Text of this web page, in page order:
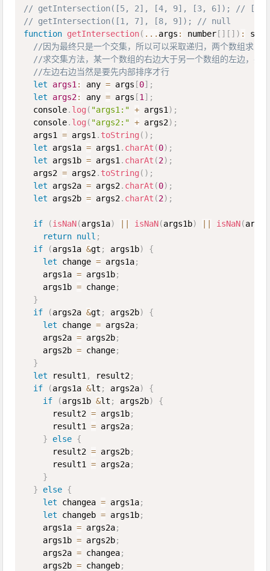
// getIntersection([5, 2], [4, 9], [3, 6]); // [4,
// getIntersection([1, 7], [8, 9]); // null
function getIntersection( ... args : number [ ] [ ] ) :
//因为最终只是一个交集，所以可以采取递归，两个数组求交
//求交集方法，某一个数组的右边大于另一个数组的左边，并
//左边右边当然是要先内部排序才行
let
args1 : any = args [0] ;
let
args2: any = args [1 ] ;
  console
. log ( "args1:" + args1 ) ;
  console
. log ( "args2:" + args2) ;
  args1
= args1 . toString ( ) ;
let args1a = args1 . charAt (0) ;
let args1b = args1 . charAt (2) ;
  args2
= args2. toString ( ) ;
let args2a = args2. charAt (0) ;
let args2b = args2. charAt (2) ;
if (isNaN(args1a) isNaN(args1b) isNaN(
return null ;
if
(args1a &gt ; args1b)
{
let change = args1a;
    args1a
= args1b;
    args1b
= change;
}
if
(args2a &gt ; args2b)
{
let change = args2a;
    args2a
= args2b;
    args2b
= change;
}
let result1 , result2;
if
(args1a &lt ; args2a)
{
if
(args1b &lt ; args2b)
{
      result2
= args1b;
      result1
= args2a;
}
else {
      result2
= args2b;
      result1
= args2a;
}
}
else {
let changea = args1a;
let changeb = args1b;
    args1a
= args2a;
    args1b
= args2b;
    args2a
= changea;
    args2b
= changeb;
Copy